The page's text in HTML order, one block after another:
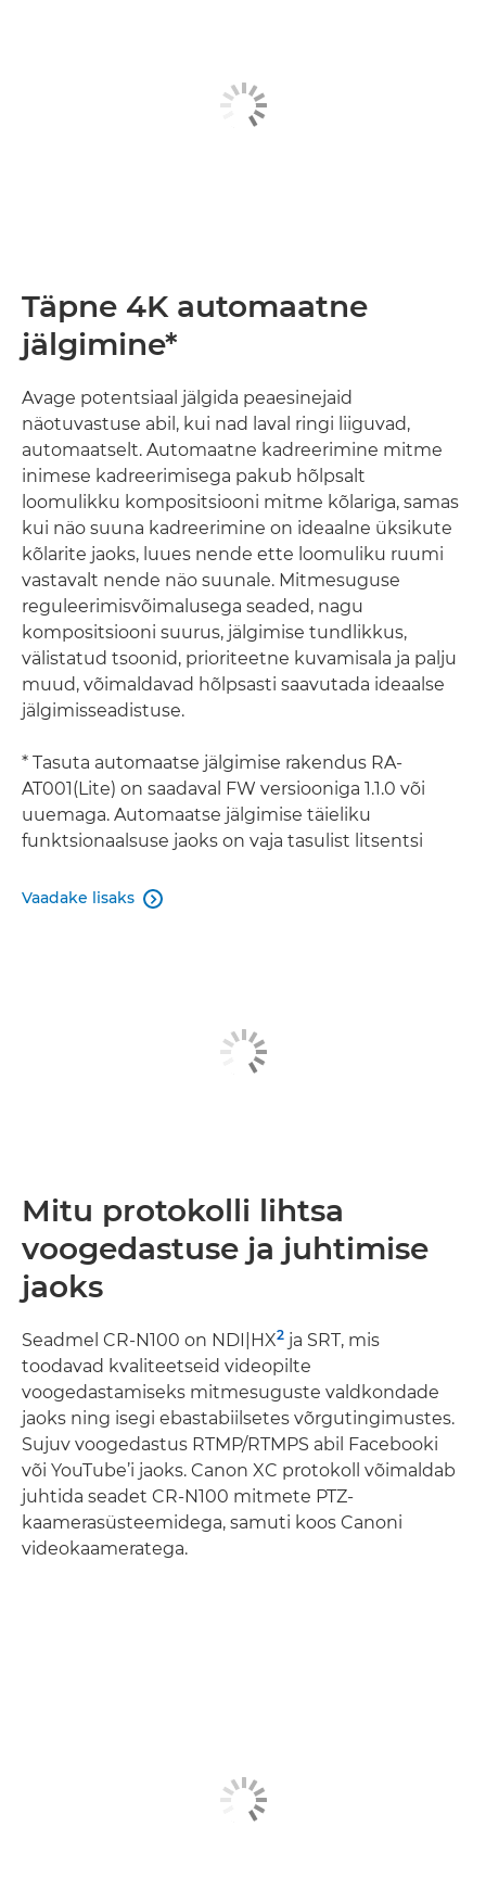
Täpne 4K automaatne
jälgimine*
Avage potentsiaal jälgida peaesinejaid
näotuvastuse abil, kui nad laval ringi liiguvad,
automaatselt. Automaatne kadreerimine mitme
inimese kadreerimisega pakub hõlpsalt
loomulikku kompositsiooni mitme kõlariga, samas
kui näo suuna kadreerimine on ideaalne üksikute
kõlarite jaoks, luues nende ette loomuliku ruumi
vastavalt nende näo suunale. Mitmesuguse
reguleerimisvõimalusega seaded, nagu
kompositsiooni suurus, jälgimise tundlikkus,
välistatud tsoonid, prioriteetne kuvamisala ja palju
muud, võimaldavad hõlpsasti saavutada ideaalse
jälgimisseadistuse.
* Tasuta automaatse jälgimise rakendus RA-
AT001(Lite) on saadaval FW versiooniga 1.1.0 või
uuemaga. Automaatse jälgimise täieliku
funktsionaalsuse jaoks on vaja tasulist litsentsi
Vaadake lisaks 
Mitu protokolli lihtsa
voogedastuse ja juhtimise
jaoks
Seadmel CR-N100 on NDI|HX2 ja SRT, mis
toodavad kvaliteetseid videopilte
voogedastamiseks mitmesuguste valdkondade
jaoks ning isegi ebastabiilsetes võrgutingimustes.
Sujuv voogedastus RTMP/RTMPS abil Facebooki
või YouTube’i jaoks. Canon XC protokoll võimaldab
juhtida seadet CR-N100 mitmete PTZ-
kaamerasüsteemidega, samuti koos Canoni
videokaameratega.